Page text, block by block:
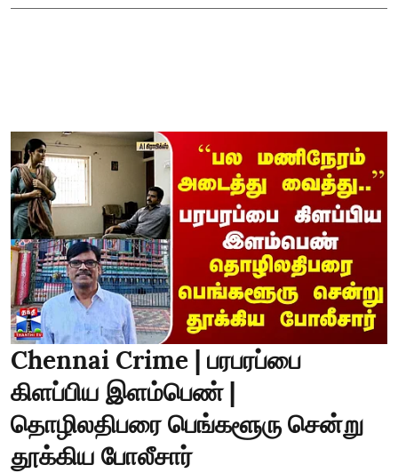
Chennai Crime | பரபரப்பை
கிளப்பிய இளம்பெண் |
தொழிலதிபரை பெங்களூரு சென்று
தூக்கிய போலீசார்